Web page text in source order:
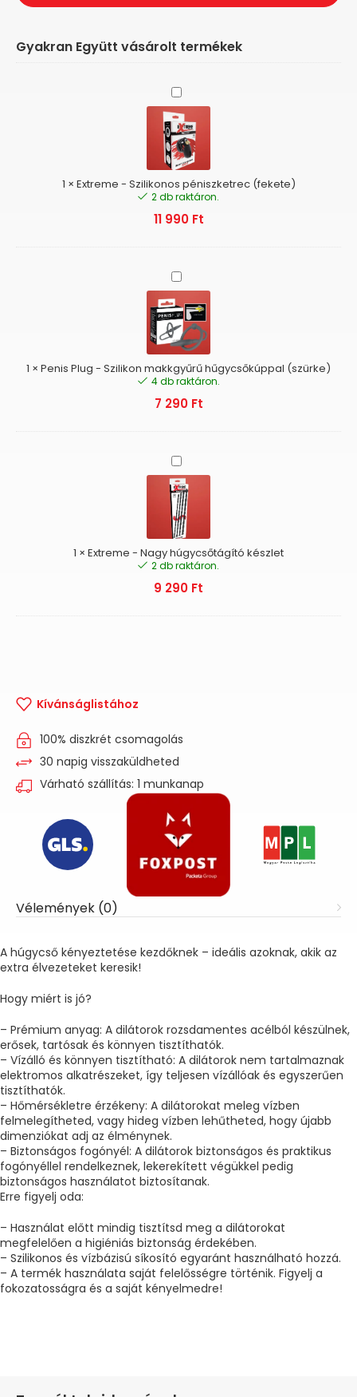
Gyakran Együtt vásárolt termékek
Extreme
-
Szilikonos
péniszketrec
(fekete)
1 × Extreme - Szilikonos péniszketrec (fekete)
2 db raktáron.
11 990 Ft
Penis
Plug
-
Szilikon
makkgyűrű
hűgycsőkúppal
(szürke)
1 × Penis Plug - Szilikon makkgyűrű hűgycsőkúppal (szürke)
4 db raktáron.
7 290 Ft
Extreme
-
Nagy
húgycsőtágító
készlet
1 × Extreme - Nagy húgycsőtágító készlet
2 db raktáron.
9 290 Ft
Kívánságlistához
100% diszkrét csomagolás
30 napig visszaküldheted
Várható szállítás: 1 munkanap
Vélemények (0)
A húgycső kényeztetése kezdőknek – ideális azoknak, akik az
extra élvezeteket keresik!
Hogy miért is jó?
– Prémium anyag: A dilátorok rozsdamentes acélból készülnek,
erősek, tartósak és könnyen tisztíthatók.
– Vízálló és könnyen tisztítható: A dilátorok nem tartalmaznak
elektromos alkatrészeket, így teljesen vízállóak és egyszerűen
tisztíthatók.
– Hőmérsékletre érzékeny: A dilátorokat meleg vízben
felmelegítheted, vagy hideg vízben lehűtheted, hogy újabb
dimenziókat adj az élménynek.
– Biztonságos fogónyél: A dilátorok biztonságos és praktikus
fogónyéllel rendelkeznek, lekerekített végükkel pedig
biztonságos használatot biztosítanak.
Erre figyelj oda:
– Használat előtt mindig tisztítsd meg a dilátorokat
megfelelően a higiéniás biztonság érdekében.
– Szilikonos és vízbázisú síkosító egyaránt használható hozzá.
– A termék használata saját felelősségre történik. Figyelj a
fokozatosságra és a saját kényelmedre!